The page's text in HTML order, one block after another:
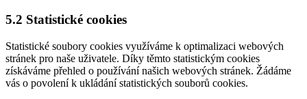
5.2 Statistické cookies
Statistické soubory cookies využíváme k optimalizaci webových
stránek pro naše uživatele. Díky těmto statistickým cookies
získáváme přehled o používání našich webových stránek. Žádáme
vás o povolení k ukládání statistických souborů cookies.